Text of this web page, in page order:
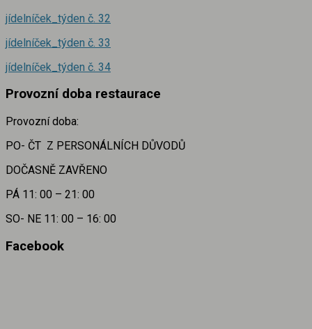
jídelníček_týden č. 32
jídelníček_týden č. 33
jídelníček_týden č. 34
Provozní doba restaurace
Provozní doba:
PO- ČT Z PERSONÁLNÍCH DŮVODŮ
DOČASNĚ ZAVŘENO
PÁ 11: 00 – 21: 00
SO- NE 11: 00 – 16: 00
Facebook